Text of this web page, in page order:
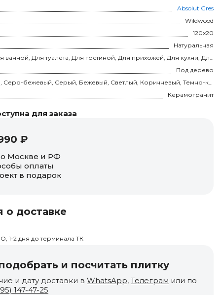
Absolut Gres
Wildwood
120x20
Натуральная
Для ванной, Для туалета, Для гостиной, Для прихожей, Для кухни, Для спальни, на теплый пол
Под дерево
Кремовый, Серо-бежевый, Серый, Бежевый, Светлый, Коричневый, Темно-коричневый
Керамогранит
для заказа
₽
Москве и РФ
оплаты
в подарок
доставке
1-2 дня до терминала ТК
и посчитать плитку
и дату доставки в WhatsApp, Телеграм или по
147-47-25